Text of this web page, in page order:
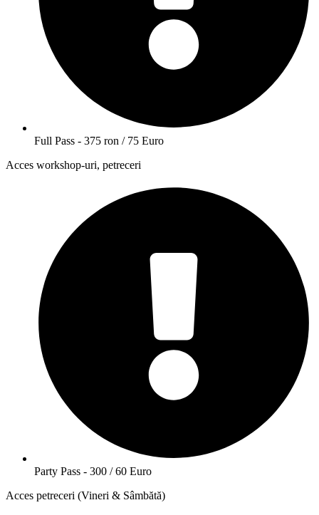
Full Pass - 375 ron / 75 Euro
Acces workshop-uri, petreceri
Party Pass - 300 / 60 Euro
Acces petreceri (Vineri & Sâmbătă)